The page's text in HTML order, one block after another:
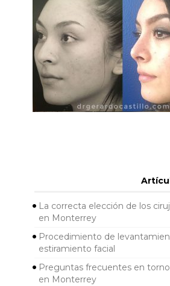
La correcta elección de los
en Monterrey
Procedimiento de
estiramiento facial
Preguntas frecuentes en
en Monterrey